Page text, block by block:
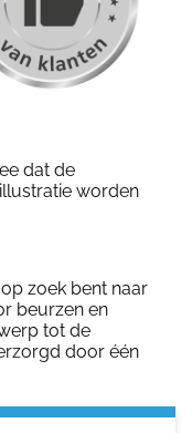
dat de
worden
zoek bent naar
beurzen en
tot de
door één